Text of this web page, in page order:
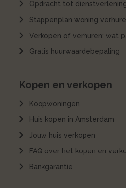
Opdracht tot dienstverlening
Stappenplan woning
Verkopen of verhuren: wat
Gratis huurwaardebepaling
Kopen en verkopen
Koopwoningen
Huis kopen in Amsterdam
Jouw huis verkopen
FAQ over het kopen en
Bankgarantie